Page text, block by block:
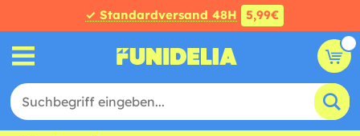
✓ Standardversand 48H 5,99€